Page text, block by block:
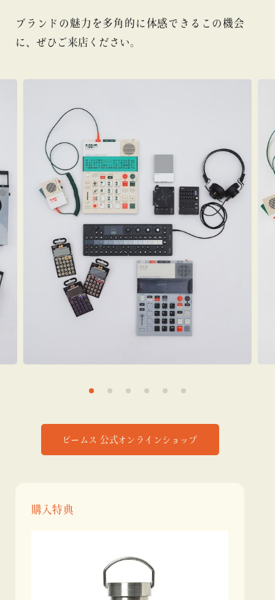
ブランドの魅力を多角的に体感できるこの機会
に、ぜひご来店ください。
ビームス 公式オンラインショップ
購入特典